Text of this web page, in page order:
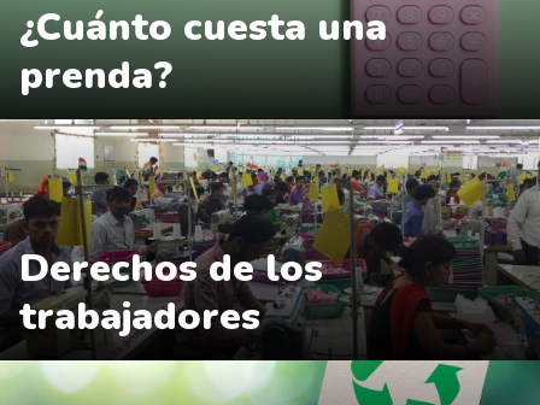
¿Cuánto cuesta una
prenda?
Derechos de los
trabajadores